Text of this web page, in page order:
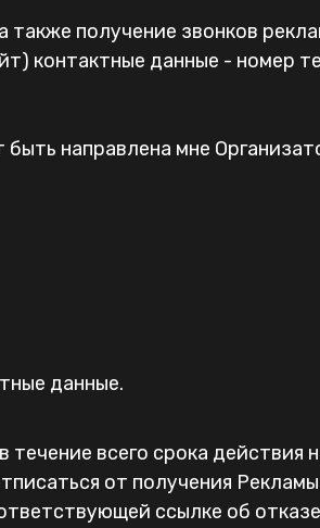
получение звонков
контактные данные - номер
направлена мне
данные.
всего срока действия
от получения
ссылке об